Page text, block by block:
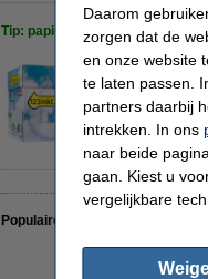
Tip: papier meebestellen
123inkt
€ 33,50
Populaire artikelen van klanten
Daarom
zorgen dat de
en onze website
te laten passen.
partners daarbij
intrekken. In ons
naar beide
gaan. Kiest u
vergelijkbare